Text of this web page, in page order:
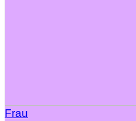
Frau